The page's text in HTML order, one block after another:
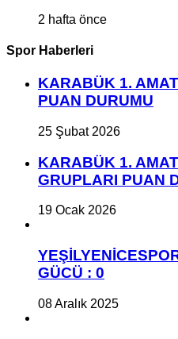
2 hafta önce
Spor Haberleri
KARABÜK 1.
PUAN DURUMU
25 Şubat 2026
KARABÜK 1.
GRUPLARI PUAN
19 Ocak 2026
GÜCÜ : 0
08 Aralık 2025